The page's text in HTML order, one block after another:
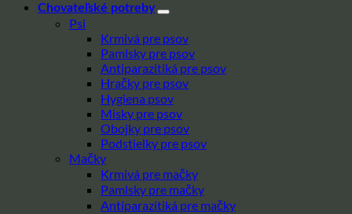
Chovateľské potreby
Psi
Krmivá pre psov
Pamlsky pre psov
Antiparazitiká pre psov
Hračky pre psov
Hygiena psov
Misky pre psov
Obojky pre psov
Podstielky pre psov
Mačky
Krmivá pre mačky
Pamlsky pre mačky
Antiparazitiká pre mačky